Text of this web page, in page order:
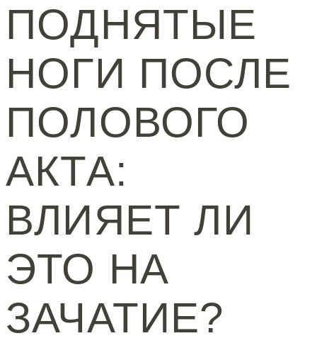
ПОДНЯТЫЕ
НОГИ ПОСЛЕ
ПОЛОВОГО
АКТА:
ВЛИЯЕТ ЛИ
ЭТО НА
ЗАЧАТИЕ?